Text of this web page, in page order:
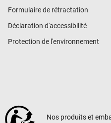
Formulaire de rétractation
Déclaration d'accessibilité
Protection de l'environnement
Nos produits et